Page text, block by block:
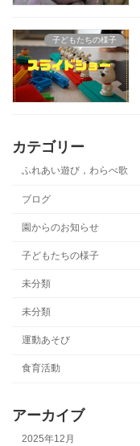
子どもたちの様子
カテゴリー
ふれあい遊び，わらべ歌
ブログ
園からのお知らせ
子どもたちの様子
未分類
未分類
運動あそび
食育活動
アーカイブ
2025年12月